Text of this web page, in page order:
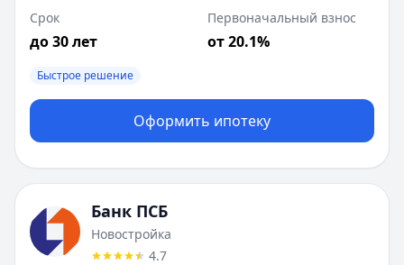
Срок
до 30 лет
Первоначальный взнос
от 20.1%
Быстрое решение
Оформить ипотеку
Банк ПСБ
Новостройка
4.7